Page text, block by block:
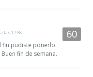
las 17:58
fin pudiste ponerlo.
fin de semana.